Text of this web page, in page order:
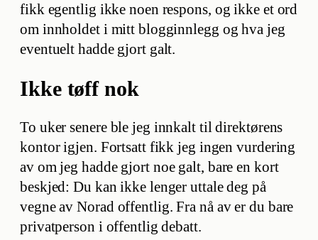
fikk egentlig ikke noen respons, og ikke et ord
om innholdet i mitt blogginnlegg og hva jeg
eventuelt hadde gjort galt.
Ikke tøff nok
To uker senere ble jeg innkalt til direktørens
kontor igjen. Fortsatt fikk jeg ingen vurdering
av om jeg hadde gjort noe galt, bare en kort
beskjed: Du kan ikke lenger uttale deg på
vegne av Norad offentlig. Fra nå av er du bare
privatperson i offentlig debatt.